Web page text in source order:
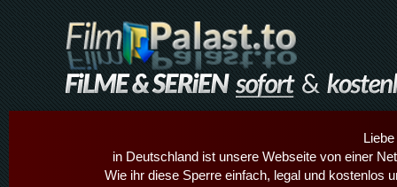
in Deutschland ist unsere Webseite von einer
Wie ihr diese Sperre einfach, legal und kostenlos